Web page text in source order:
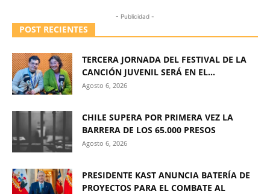
- Publicidad -
POST RECIENTES
TERCERA JORNADA DEL FESTIVAL DE LA
CANCIÓN JUVENIL SERÁ EN EL...
Agosto 6, 2026
CHILE SUPERA POR PRIMERA VEZ LA
BARRERA DE LOS 65.000 PRESOS
Agosto 6, 2026
PRESIDENTE KAST ANUNCIA BATERÍA DE
PROYECTOS PARA EL COMBATE AL